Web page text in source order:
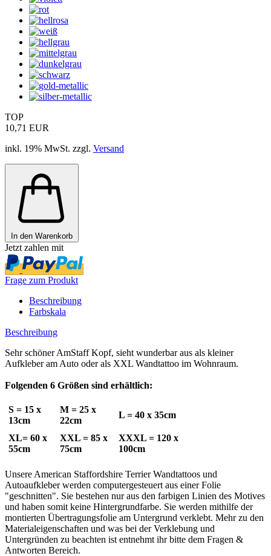
TOP
10,71 EUR
inkl. 19% MwSt. zzgl. Versand
In den Warenkorb
Jetzt zahlen mit
Frage zum Produkt
Beschreibung
Farbskala
Beschreibung
Sehr schöner AmStaff Kopf, sieht wunderbar aus als kleiner
Aufkleber am Auto oder als XXL Wandtattoo im Wohnraum.
Folgenden 6 Größen sind erhältlich:
S = 15 x
13cm
M = 25 x
22cm
L = 40 x 35cm
XL= 60 x
55cm
XXL = 85 x
75cm
XXXL = 120 x
100cm
Unsere American Staffordshire Terrier Wandtattoos und
Autoaufkleber werden computergesteuert aus einer Folie
"geschnitten". Sie bestehen nur aus den farbigen Linien des Motives
und haben somit keine Hintergrundfarbe. Sie werden mithilfe der
montierten Übertragungsfolie am Untergrund verklebt. Mehr zu den
Materialeigenschaften und was bei der Verklebung und
Untergründen zu beachten ist entnehmt ihr bitte dem Fragen &
Antworten Bereich.